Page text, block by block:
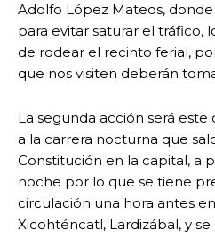
Adolfo López Mateos,
para evitar saturar el tráfico,
de rodear el recinto ferial,
que nos visiten deberán
La segunda acción será
a la carrera nocturna que
Constitución en la capital, a
noche por lo que se tiene
circulación una hora antes
Xicohténcatl, Lardizábal, y